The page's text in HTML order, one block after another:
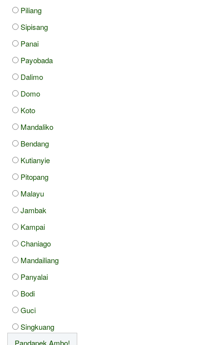
Piliang
Sipisang
Panai
Payobada
Dalimo
Domo
Koto
Mandaliko
Bendang
Kutianyie
Pitopang
Malayu
Jambak
Kampai
Chaniago
Mandailiang
Panyalai
Bodi
Guci
Singkuang